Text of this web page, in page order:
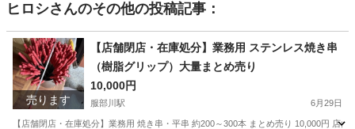
ヒロシさんのその他の投稿記事：
売ります
【店舗閉店・在庫処分】業務用 ステンレス焼き串
（樹脂グリップ）大量まとめ売り
10,000円
服部川駅 6月29日
【店舗閉店・在庫処分】業務用 焼き串・平串 約200～300本 まとめ売り 10,000円 店